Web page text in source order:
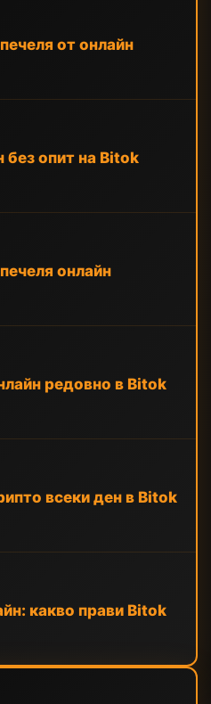
от онлайн
без опит на Bitok
онлайн
редовно в Bitok
всеки ден в Bitok
какво прави Bitok